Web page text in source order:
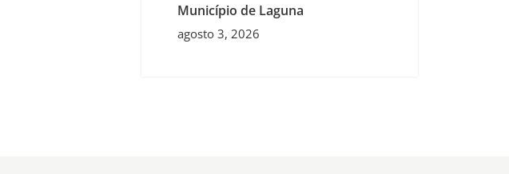
Município de Laguna
agosto 3, 2026